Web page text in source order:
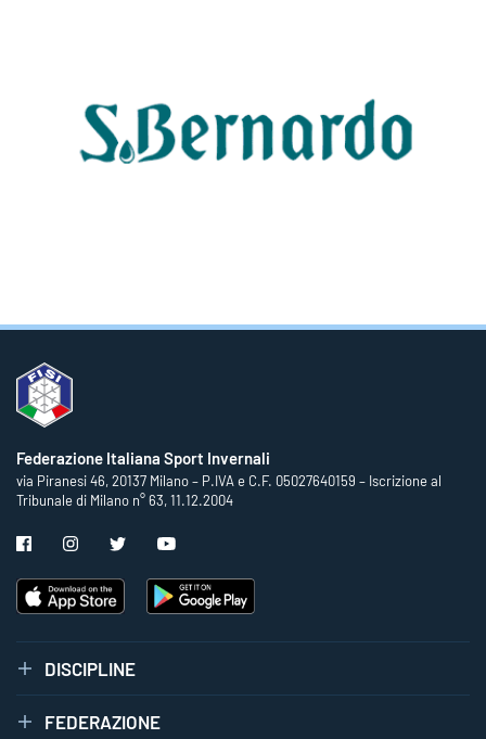
Federazione Italiana Sport Invernali
via Piranesi 46, 20137 Milano – P.IVA e C.F. 05027640159 – Iscrizione al
Tribunale di Milano n° 63, 11.12.2004
DISCIPLINE
FEDERAZIONE